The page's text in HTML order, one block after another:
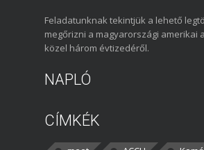
Feladatunknak tekintjük a lehető
megőrizni a magyarországi amerikai
közel három évtizedéről.
NAPLÓ
CÍMKÉK